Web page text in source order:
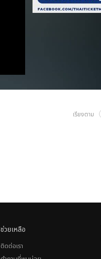
เรียงตาม
ช่วยเหลือ
ติดต่อเรา